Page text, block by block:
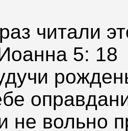
читали
5:
не вольно